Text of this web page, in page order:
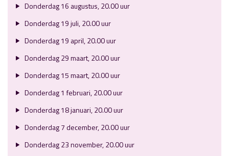
Donderdag 16 augustus, 20.00 uur
Donderdag 19 juli, 20.00 uur
Donderdag 19 april, 20.00 uur
Donderdag 29 maart, 20.00 uur
Donderdag 15 maart, 20.00 uur
Donderdag 1 februari, 20.00 uur
Donderdag 18 januari, 20.00 uur
Donderdag 7 december, 20.00 uur
Donderdag 23 november, 20.00 uur